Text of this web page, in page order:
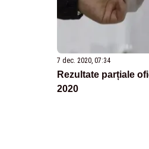
7 dec. 2020, 07:34
Rezultate parțiale
2020